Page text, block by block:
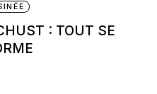
: TOUT SE